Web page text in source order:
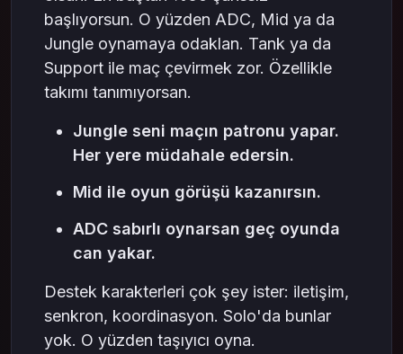
başlıyorsun. O yüzden ADC, Mid ya da
Jungle oynamaya odaklan. Tank ya da
Support ile maç çevirmek zor. Özellikle
takımı tanımıyorsan.
Jungle seni maçın patronu yapar.
Her yere müdahale edersin.
Mid ile oyun görüşü kazanırsın.
ADC sabırlı oynarsan geç oyunda
can yakar.
Destek karakterleri çok şey ister: iletişim,
senkron, koordinasyon. Solo'da bunlar
yok. O yüzden taşıyıcı oyna.